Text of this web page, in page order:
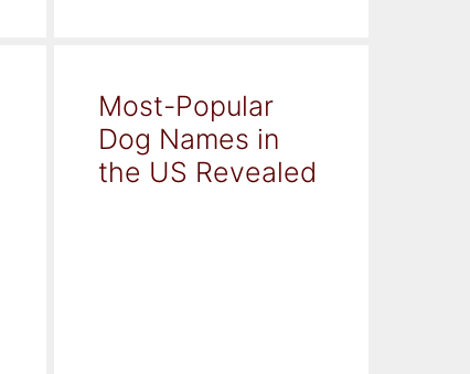
Most-Popular
Dog Names in
the US Revealed